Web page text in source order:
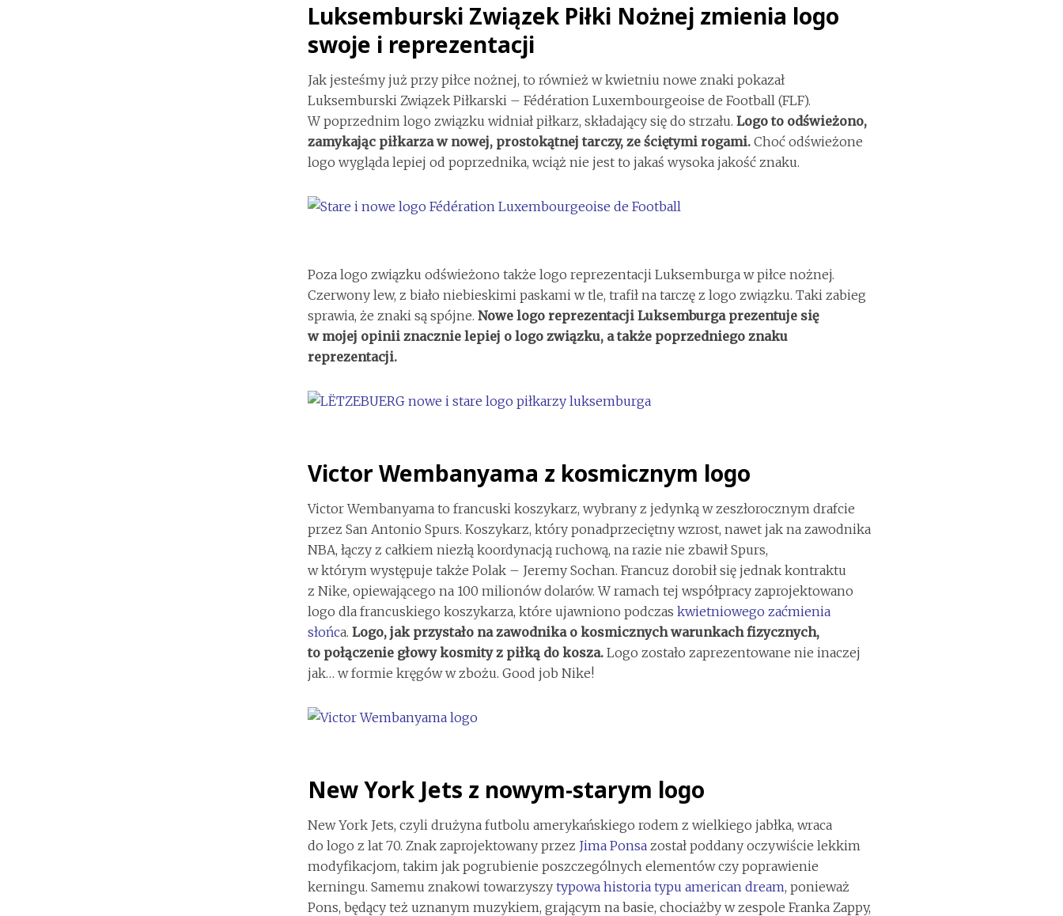
Luksemburski Związek Piłki Nożnej zmienia logo
swoje i reprezentacji
Jak jesteśmy już przy piłce nożnej, to również w kwietniu nowe znaki pokazał
Luksemburski Związek Piłkarski – Fédération Luxembourgeoise de Football (FLF).
W poprzednim logo związku widniał piłkarz, składający się do strzału.Logo to odświeżono,
zamykając piłkarza w nowej, prostokątnej tarczy, ze ściętymi rogami.Choć odświeżone
logo wygląda lepiej od poprzednika, wciąż nie jest to jakaś wysoka jakość znaku.
Poza logo związku odświeżono także logo reprezentacji Luksemburga w piłce nożnej.
Czerwony lew, z biało niebieskimi paskami w tle, trafił na tarczę z logo związku. Taki zabieg
sprawia, że znaki są spójne.Nowe logo reprezentacji Luksemburga prezentuje się
w mojej opinii znacznie lepiej o logo związku, a także poprzedniego znaku
reprezentacji.
Victor Wembanyama z kosmicznym logo
Victor Wembanyama to francuski koszykarz, wybrany z jedynką w zeszłorocznym drafcie
przez San Antonio Spurs. Koszykarz, który ponadprzeciętny wzrost, nawet jak na zawodnika
NBA, łączy z całkiem niezłą koordynacją ruchową, na razie nie zbawił Spurs,
w którym występuje także Polak – Jeremy Sochan. Francuz dorobił się jednak kontraktu
z Nike, opiewającego na 100 milionów dolarów. W ramach tej współpracy zaprojektowano
logo dla francuskiego koszykarza, które ujawniono podczaskwietniowego zaćmienia
słońca.Logo, jak przystało na zawodnika o kosmicznych warunkach fizycznych,
to połączenie głowy kosmity z piłką do kosza. Logo zostało zaprezentowane nie inaczej
jak… w formie kręgów w zbożu. Good job Nike!
New York Jets z nowym-starym logo
New York Jets, czyli drużyna futbolu amerykańskiego rodem z wielkiego jabłka, wraca
do logo z lat 70. Znak zaprojektowany przez Jima Ponsa został poddany oczywiście lekkim
modyfikacjom, takim jak pogrubienie poszczególnych elementów czy poprawienie
kerningu. Samemu znakowi towarzyszytypowa historia typu american dream, ponieważ
Pons, będący też uznanym muzykiem, grającym na basie, chociażby w zespole Franka Zappy,